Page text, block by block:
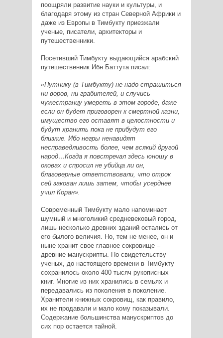
поощряли развитие науки и культуры, и
благодаря этому из стран Северной Африки и
даже из Европы в Тимбукту приезжали
ученые, писатели, архитекторы и
путешественники.
Посетивший Тимбукту выдающийся арабский
путешественник Ибн Баттута писал:
«Путнику (в Тимбукту) не надо страшиться
ни воров, ни грабителей, и случись
чужестранцу умереть в этом городе, даже
если он будет приговорен к смертной казни,
имущество его оставят в целостности и
будут хранить пока не прибудут его
близкие. Ибо негры ненавидят
несправедливость более, чем всякий другой
народ…Когда я повстречал здесь юношу в
оковах и спросил не убийца ли он,
благоверные ответствовали, что отрок
сей закован лишь затем, чтобы усерднее
учил Коран».
Современный Тимбукту мало напоминает
шумный и многоликий средневековый город,
лишь несколько древних зданий остались от
его былого величия. Но, тем не менее, он и
ныне хранит свое главное сокровище –
древние манускрипты. По свидетельству
ученых, до настоящего времени в Тимбукту
сохранилось около 400 тысяч рукописных
книг. Многие из них хранились в семьях и
передавались из поколения в поколение.
Хранители книжных сокровищ, как правило,
их не продавали и мало кому показывали.
Содержание большинства манускриптов до
сих пор остается тайной.